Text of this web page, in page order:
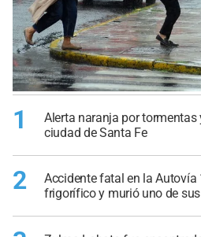
1
Alerta naranja por tormentas
ciudad de Santa Fe
2
Accidente fatal en la
frigorífico y murió uno de